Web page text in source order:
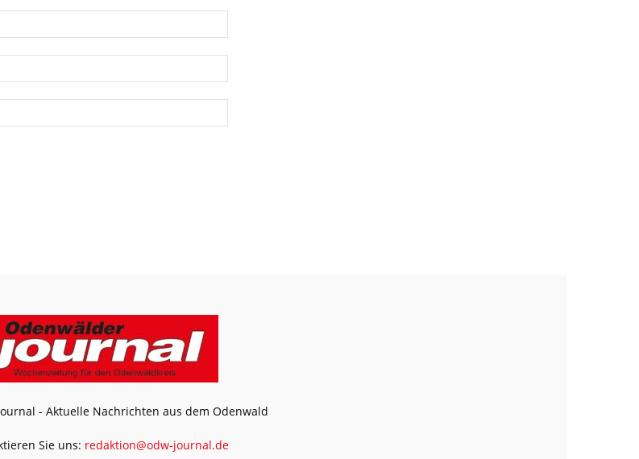
- Aktuelle Nachrichten aus dem Odenwald
Sie uns: redaktion@odw-journal.de